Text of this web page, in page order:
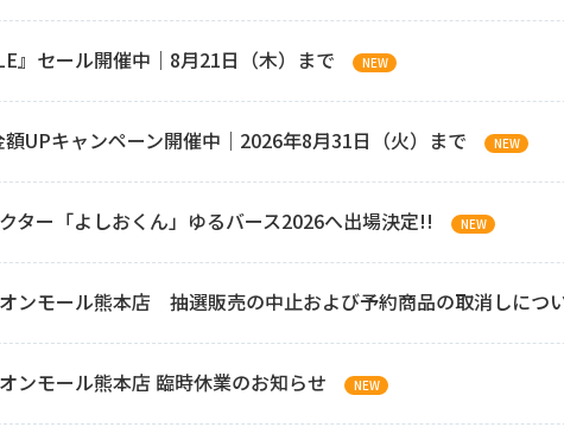
』セール開催中｜8月21日（木）まで NEW
UPキャンペーン開催中｜2026年8月31日（火）まで NEW
ター「よしおくん」ゆるバース2026へ出場決定!! NEW
オンモール熊本店 抽選販売の中止および予約商品の取消しにつ
ンモール熊本店 臨時休業のお知らせ NEW